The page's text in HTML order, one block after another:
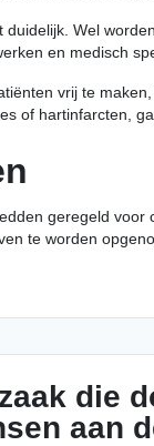
duidelijk. Wel
en medisch
vrij te
of hartinfarcten,
geregeld
te worden
die
aan